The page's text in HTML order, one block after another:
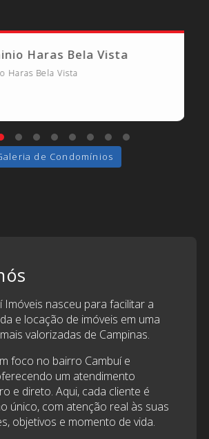
Haras Bela Vista
Haras Bela Vista
de Condomínios
Imóveis nasceu para facilitar a
e locação de imóveis em uma
valorizadas de Campinas.
foco no bairro Cambuí e
um atendimento
e direto. Aqui, cada cliente é
único, com atenção real às suas
objetivos e momento de vida.